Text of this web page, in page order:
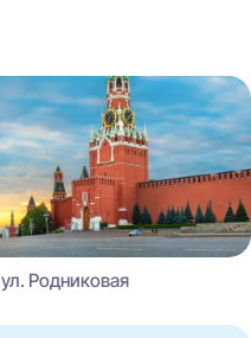
ул. Родниковая